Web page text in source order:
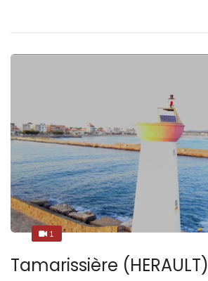
11
Tamarissière (HERAULT)